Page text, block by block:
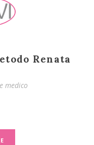
Renata
medico